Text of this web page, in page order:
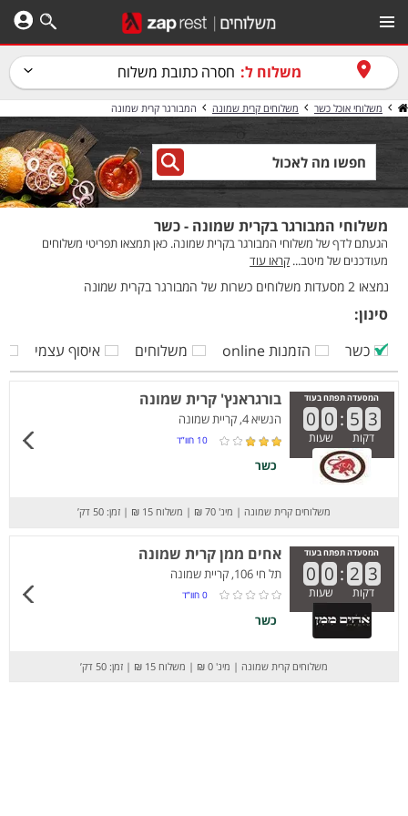
משלוח ל: חסרה כתובת משלוח
משלוחי אוכל כשר משלוחים קרית שמונה המבורגר קרית שמונה
משלוחי המבורגר בקרית שמונה - כשר
הגעתם לדף של משלוחי המבורגר בקרית שמונה. כאן תמצאו תפריטי משלוחים
מעודכנים של מיטב... קראו עוד
נמצאו 2 מסעדות משלוחים כשרות של המבורגר בקרית שמונה
סינון:
כשר
הזמנות online משלוחים איסוף עצמי
המסעדה תפתח בעוד
0 0 : 5 3
דקות שעות
בורגראנץ' קרית שמונה
הנשיא 4, קריית שמונה
10 חוו”ד
כשר
משלוחים קרית שמונה | מינ' 70 ₪ | משלוח 15 ₪ | זמן: 50 דק’
המסעדה תפתח בעוד
0 0 : 2 3
דקות שעות
אחים ממן קרית שמונה
תל חי 106, קריית שמונה
0 חוו”ד
כשר
משלוחים קרית שמונה | מינ' 0 ₪ | משלוח 15 ₪ | זמן: 50 דק’